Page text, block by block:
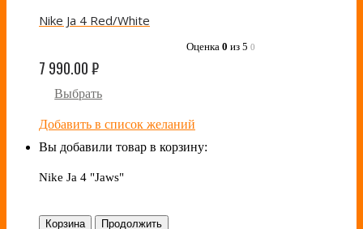
Nike Ja 4 Red/White
Оценка 0 из 5 0
7 990.00₽
Выбрать
Добавить в список желаний
Вы добавили товар в корзину:
Nike Ja 4 "Jaws"
Корзина Продолжить